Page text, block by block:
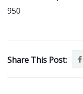
950
Share This Post: